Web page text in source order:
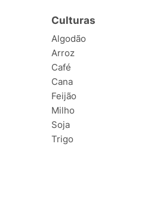
Culturas
Algodão
Arroz
Café
Cana
Feijão
Milho
Soja
Trigo